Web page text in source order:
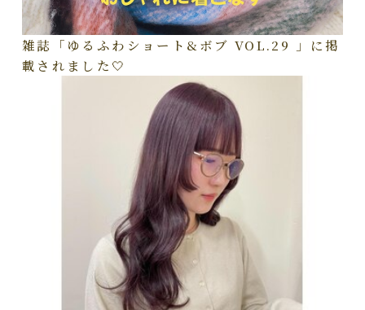
雑誌「ゆるふわショート&ボブ VOL.29 」に掲
載されました🤍